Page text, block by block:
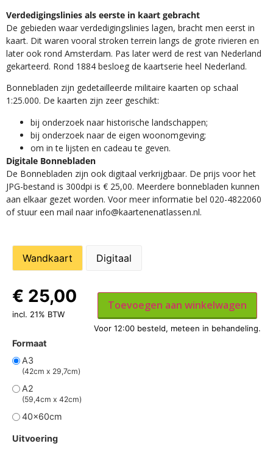
Verdedigingslinies als eerste in kaart gebracht
De gebieden waar verdedigingslinies lagen, bracht men eerst in
kaart. Dit waren vooral stroken terrein langs de grote rivieren en
later ook rond Amsterdam. Pas later werd de rest van Nederland
gekarteerd. Rond 1884 besloeg de kaartserie heel Nederland.
Bonnebladen zijn gedetailleerde militaire kaarten op schaal
1:25.000. De kaarten zijn zeer geschikt:​
​bij onderzoek naar historische landschappen;
bij onderzoek naar de eigen woonomgeving;
om in te lijsten en cadeau te geven.
Digitale Bonnebladen
De Bonnebladen zijn ook digitaal verkrijgbaar. De prijs voor het
JPG-bestand is 300dpi is € 25,00. Meerdere bonnebladen kunnen
aan elkaar gezet worden. Voor meer informatie bel 020-4822060
of stuur een mail naar info@kaartenenatlassen.nl.
Wandkaart Digitaal
Formaat
A3
(42cm x 29,7cm)
A2
(59,4cm x 42cm)
40x60cm
Uitvoering
€ 25,00
incl. 21% BTW
Toevoegen aan winkelwagen